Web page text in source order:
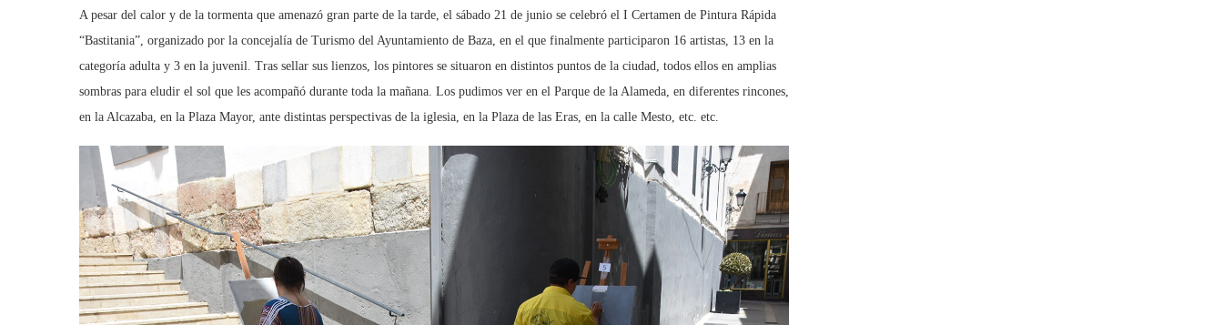
A pesar del calor y de la tormenta que amenazó gran parte de la tarde, el sábado 21 de junio se celebró el I Certamen de Pintura Rápida
“Bastitania”, organizado por la concejalía de Turismo del Ayuntamiento de Baza, en el que finalmente participaron 16 artistas, 13 en la
categoría adulta y 3 en la juvenil. Tras sellar sus lienzos, los pintores se situaron en distintos puntos de la ciudad, todos ellos en amplias
sombras para eludir el sol que les acompañó durante toda la mañana. Los pudimos ver en el Parque de la Alameda, en diferentes rincones,
en la Alcazaba, en la Plaza Mayor, ante distintas perspectivas de la iglesia, en la Plaza de las Eras, en la calle Mesto, etc. etc.